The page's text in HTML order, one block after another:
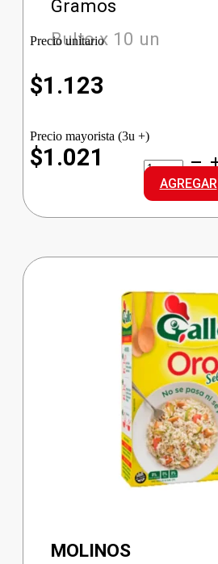
Gramos
Bulto x 10 un
Precio unitario
$1.123
Precio mayorista (3u +)
$1.021
GALLO
ARROZ
INTEGRAL
cantidad
AGREGAR
MOLINOS